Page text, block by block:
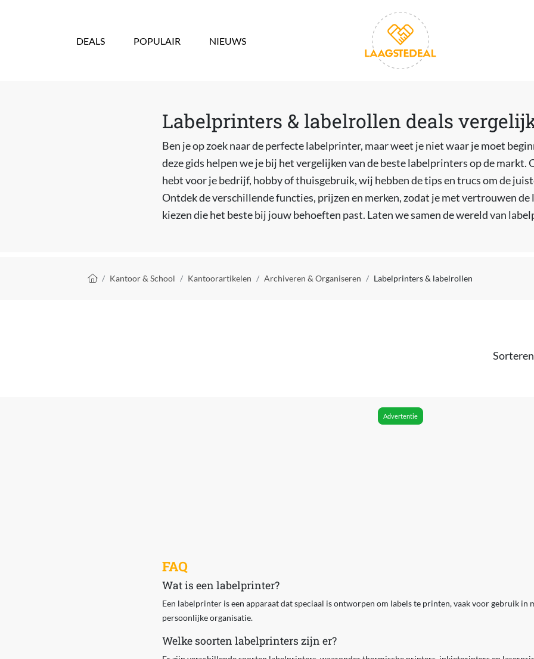
DEALS POPULAIR NIEUWS
Labelprinters & labelrollen deals
Ben je op zoek naar de perfecte labelprinter, maar weet je niet waar je moet
deze gids helpen we je bij het vergelijken van de beste labelprinters op de markt.
hebt voor je bedrijf, hobby of thuisgebruik, wij hebben de tips en trucs om de
Ontdek de verschillende functies, prijzen en merken, zodat je met vertrouwen
kiezen die het beste bij jouw behoeften past. Laten we samen de wereld van
Kruimelpad
Kantoor & School Kantoorartikelen Archiveren & Organiseren Labelprinters & labelrollen
Advertentie
FAQ
Wat is een labelprinter?
Een labelprinter is een apparaat dat speciaal is ontworpen om labels te printen, vaak voor gebruik in
persoonlijke organisatie.
Welke soorten labelprinters zijn er?